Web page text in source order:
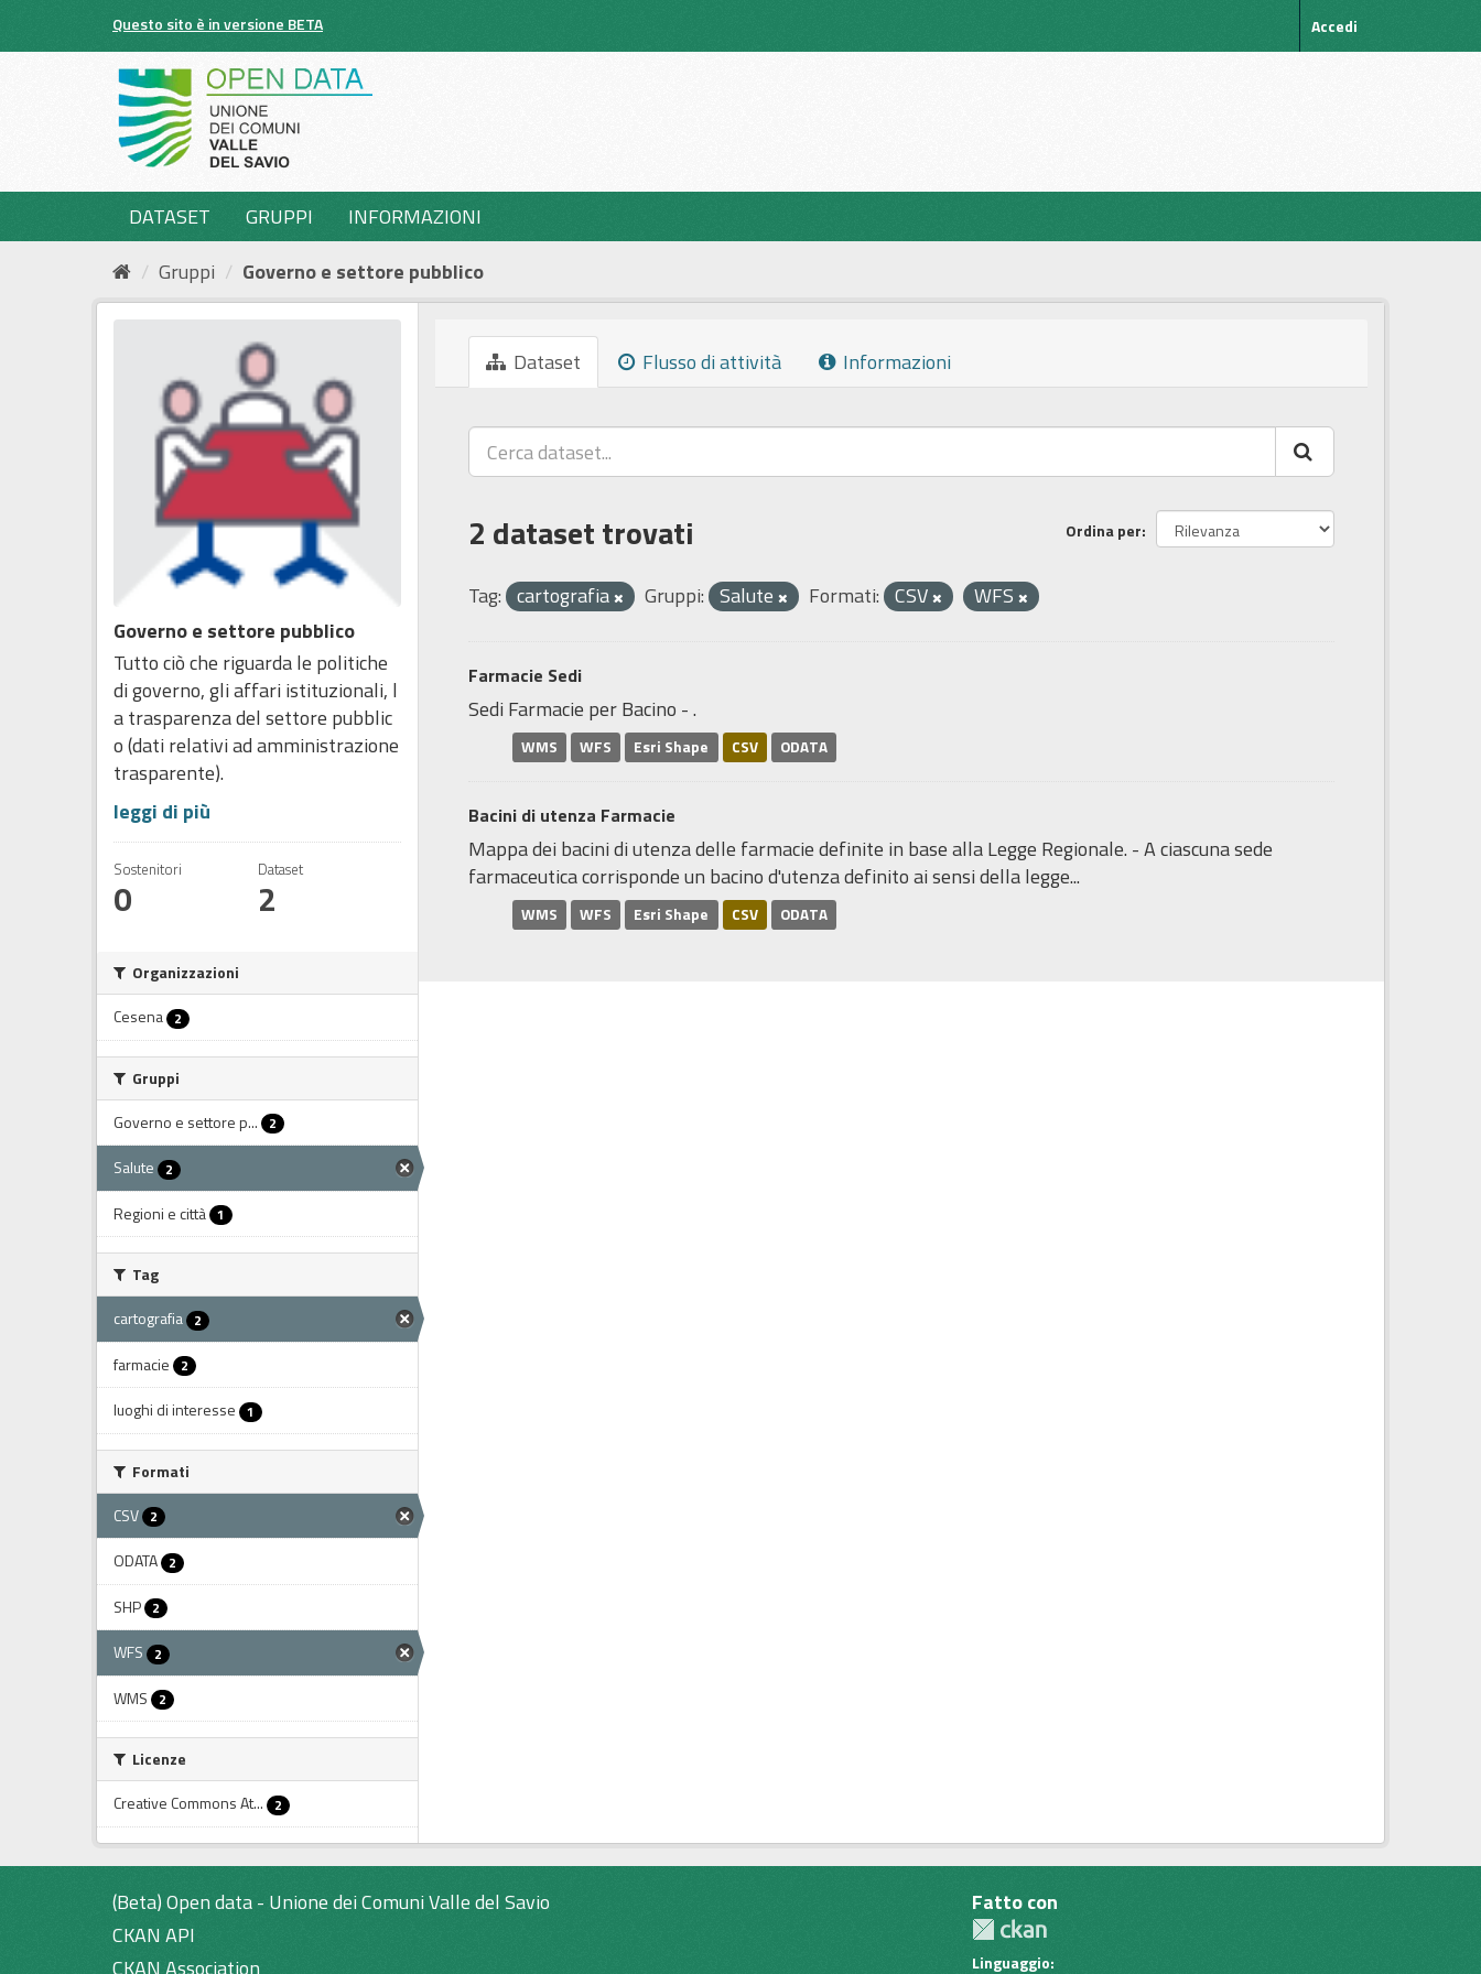
Questo sito è in versione BETA Accedi
DATASET GRUPPI
INFORMAZIONI
Gruppi
Governo e settore pubblico
Governo e settore pubblico
Tutto ciò che riguarda le politiche
di governo, gli affari istituzionali, l
a trasparenza del settore pubblic
o (dati relativi ad amministrazione
trasparente).
leggi di più
Sostenitori
0
Dataset
2
Organizzazioni
Cesena 2
Gruppi
Governo e settore p...
2
Salute 2
Regioni e città 1
Tag
cartografia 2
farmacie 2
luoghi di interesse 1
Formati
CSV 2
ODATA 2
SHP 2
WFS 2
WMS 2
Licenze
Creative Commons At...
2
Dataset Flusso di attività Informazioni
Ordina per
2 dataset trovati
Tag: cartografia Gruppi: Salute Formati: CSV WFS
Farmacie Sedi
Sedi Farmacie per Bacino - .
WMS WFS Esri Shape CSV ODATA
Bacini di utenza Farmacie
Mappa dei bacini di utenza delle farmacie definite in base alla Legge Regionale. - A ciascuna sede
farmaceutica corrisponde un bacino d'utenza definito ai sensi della legge...
WMS WFS Esri Shape CSV ODATA
(Beta) Open data - Unione dei Comuni Valle del Savio
CKAN API
CKAN Association
Fatto con
Linguaggio